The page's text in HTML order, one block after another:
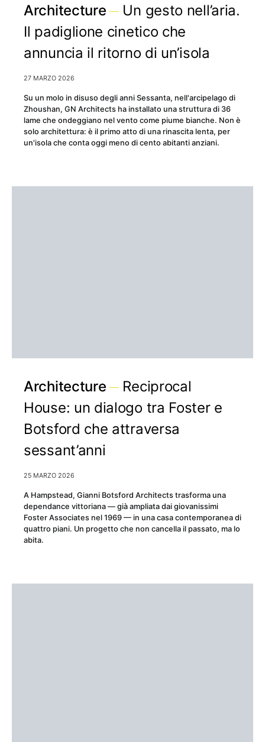
Architecture
Un gesto nell’aria.
Il padiglione cinetico che
annuncia il ritorno di un’isola
27 MARZO 2026
Su un molo in disuso degli anni Sessanta, nell'arcipelago di
Zhoushan, GN Architects ha installato una struttura di 36
lame che ondeggiano nel vento come piume bianche. Non è
solo architettura: è il primo atto di una rinascita lenta, per
un'isola che conta oggi meno di cento abitanti anziani.
Architecture
Reciprocal
House: un dialogo tra Foster e
Botsford che attraversa
sessant’anni
25 MARZO 2026
A Hampstead, Gianni Botsford Architects trasforma una
dependance vittoriana — già ampliata dai giovanissimi
Foster Associates nel 1969 — in una casa contemporanea di
quattro piani. Un progetto che non cancella il passato, ma lo
abita.